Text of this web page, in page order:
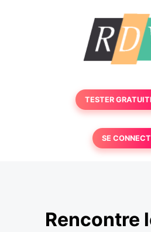
TESTER
SE
Rencontre